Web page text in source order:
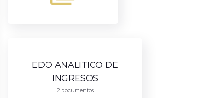
EDO ANALITICO DE
INGRESOS
2 documentos